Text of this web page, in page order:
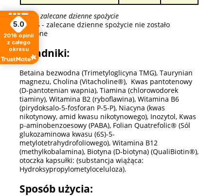
*ZDS - zalecane dzienne spożycie
**ZDS - zalecane dzienne spożycie nie zostało
ustalone
Składniki:
Betaina bezwodna (Trimetyloglicyna TMG), Taurynian
magnezu, Cholina (Vitacholine®), Kwas pantotenowy
(D-pantotenian wapnia), Tiamina (chlorowodorek
tiaminy), Witamina B2 (ryboflawina), Witamina B6
(pirydoksalo-5-fosforan P-5-P), Niacyna (kwas
nikotynowy, amid kwasu nikotynowego), Inozytol, Kwas
p-aminobenzoesowy (PABA), Folian Quatrefolic® (Sól
glukozaminowa kwasu (6S)-5-
metylotetrahydrofoliowego), Witamina B12
(methylkobalamina), Biotyna (D-biotyna) (QualiBiotin®),
otoczka kapsułki: (substancja wiążąca:
Hydroksypropylometyloceluloza).
Sposób użycia:
5.0
2016 opinii
z całego
okresu